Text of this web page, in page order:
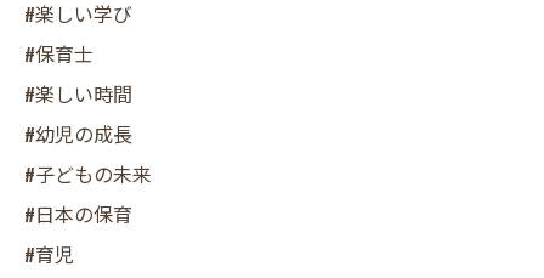
#楽しい学び
#保育士
#楽しい時間
#幼児の成長
#子どもの未来
#日本の保育
#育児